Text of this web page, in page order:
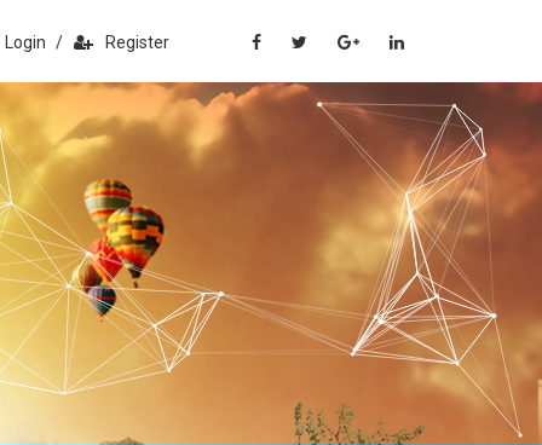
Login / Register